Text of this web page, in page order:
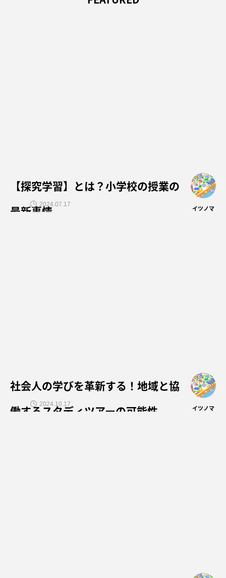
【探究学習】とは？小学校の授業の
最新事情
イツノマ
2024.07.17
社会人の学びを革新する！地域と協
働するスタディツアーの可能性
イツノマ
2024.10.17